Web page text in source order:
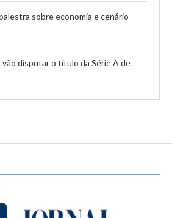
sobre economia e cenário
vão disputar o título da Série A de